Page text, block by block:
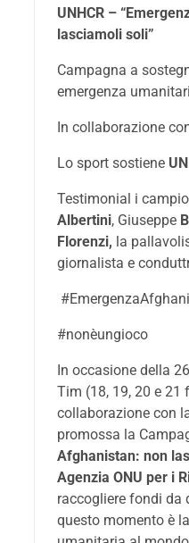
UNHCR –
lasciamoli soli”
Campagna a
emergenza
In collaborazione
Lo sport sostiene
Testimonial i
Albertini, Giuseppe
Florenzi, la
giornalista e
#nonèungioco
In occasione della
Tim (18, 19, 20 e 21
collaborazione con
promossa la
Afghanistan: non
Agenzia ONU per i
raccogliere fondi da
questo momento è